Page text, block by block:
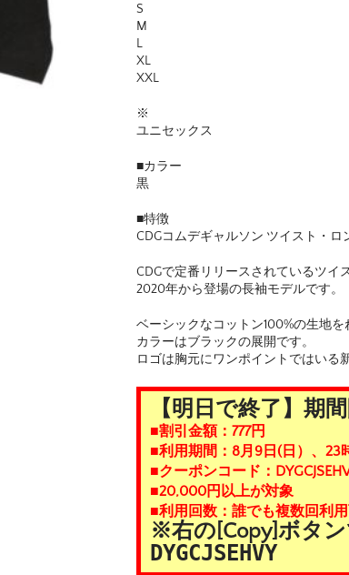
S
M
L
XL
XXL
※
ユニセックス
■カラー
黒
■特徴
CDGコムデギャルソン ツイスト・ロ
CDGで定番リリースされているツイ
2020年から登場の長袖モデルです。
ベーシックなコットン100%の生地
カラーはブラックの展開です。
ロゴは胸元にワンポイントではいる
【明日で終了】期
■割引金額：777円
■利用期間：8月9日(日）、23
■クーポンコード：
■20,000円以上が対象
■利用回数：誰でも複数回利
※右の[Copy]ボタ
DYGCJSEHVY